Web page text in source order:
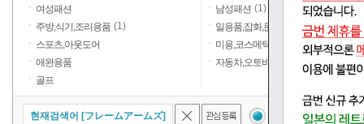
여성패션 남성패션 (1)
주방,식기,조리용품 (1) 일용품,잡화,문구
스포츠,아웃도어
미용,코스메틱,향수
애완용품
자동차,오토바이
골프
현재검색어 [フレームアームズ] 결과내검색 검